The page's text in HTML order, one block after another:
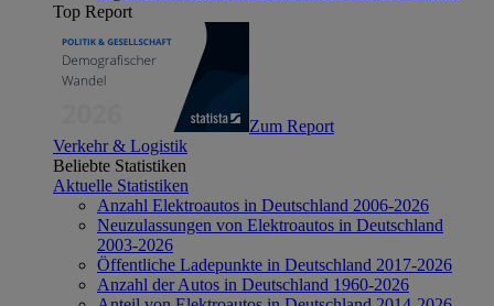
Top Report
Zum Report
Verkehr & Logistik
Beliebte Statistiken
Aktuelle Statistiken
Anzahl Elektroautos in Deutschland 2006-2026
Neuzulassungen von Elektroautos in Deutschland
2003-2026
Öffentliche Ladepunkte in Deutschland 2017-2026
Anzahl der Autos in Deutschland 1960-2026